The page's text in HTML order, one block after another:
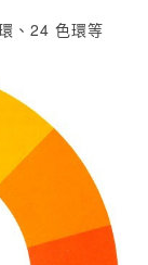
、24 色環等